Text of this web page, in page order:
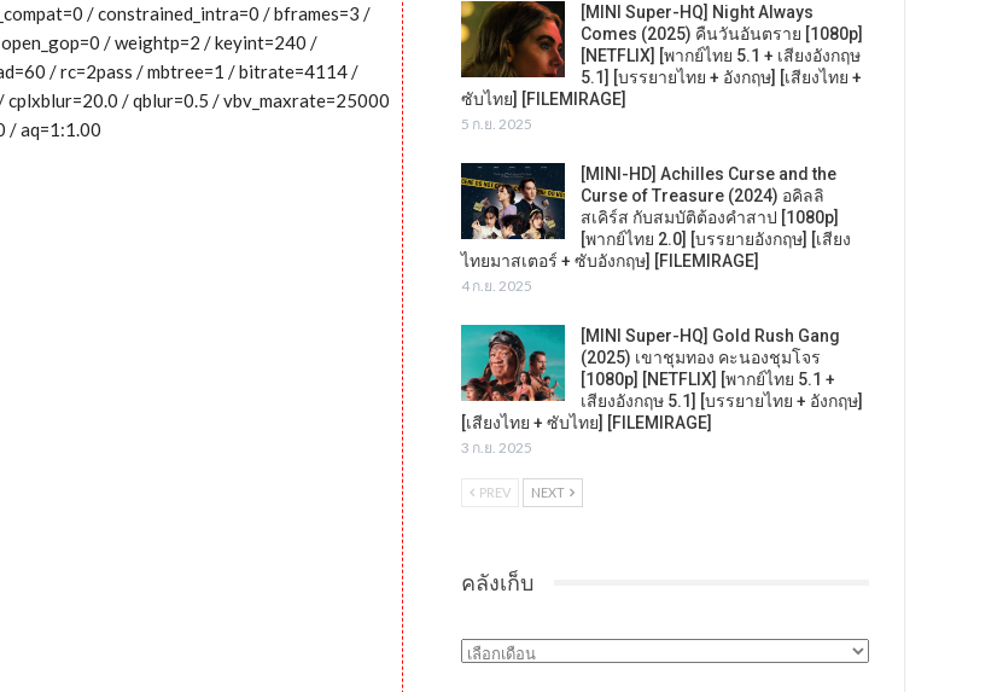
/ constrained_intra=0 / bframes=3 /
/ weightp=2 / keyint=240 /
/ rc=2pass / mbtree=1 / bitrate=4114 /
/ qblur=0.5 / vbv_maxrate=25000
/ aq=1:1.00
[MINI Super-HQ] Night Always
Comes (2025) คืนวันอันตราย [1080p]
[NETFLIX] [พากย์ไทย 5.1 + เสียงอังกฤษ
5.1] [บรรยายไทย + อังกฤษ] [เสียงไทย +
ซับไทย] [FILEMIRAGE]
5 ก.ย. 2025
[MINI-HD] Achilles Curse and the
Curse of Treasure (2024) อคิลลิ
สเคิร์ส กับสมบัติต้องคำสาป [1080p]
[พากย์ไทย 2.0] [บรรยายอังกฤษ] [เสียง
ไทยมาสเตอร์ + ซับอังกฤษ] [FILEMIRAGE]
4 ก.ย. 2025
[MINI Super-HQ] Gold Rush Gang
(2025) เขาชุมทอง คะนองชุมโจร
[1080p] [NETFLIX] [พากย์ไทย 5.1 +
เสียงอังกฤษ 5.1] [บรรยายไทย + อังกฤษ]
[เสียงไทย + ซับไทย] [FILEMIRAGE]
3 ก.ย. 2025
PREV NEXT
คลังเก็บ
คลัง